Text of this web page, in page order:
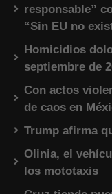
responsable”
“Sin EU no
Homicidios
septiembre de
Con actos
de caos en
Trump afirma
Olinia, el
los mototaxis